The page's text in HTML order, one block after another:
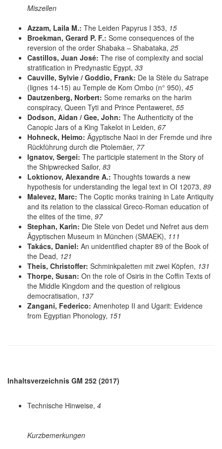
Miszellen
Azzam, Laila M.: The Leiden Papyrus I 353, 15
Broekman, Gerard P. F.: Some consequences of the
reversion of the order Shabaka – Shabataka, 25
Castillos, Juan José: The rise of complexity and social
stratification in Predynastic Egypt, 33
Cauville, Sylvie / Goddio, Frank: De la Stèle du Satrape
(lignes 14-15) au Temple de Kom Ombo (n° 950), 45
Dautzenberg, Norbert: Some remarks on the harim
conspiracy, Queen Tyti and Prince Pentaweret, 55
Dodson, Aidan / Gee, John: The Authenticity of the
Canopic Jars of a King Takelot in Leiden, 67
Hohneck, Heimo: Ägyptische Naoi in der Fremde und ihre
Rückführung durch die Ptolemäer, 77
Ignatov, Sergei: The participle statement in the Story of
the Shipwrecked Sailor, 83
Loktionov, Alexandre A.: Thoughts towards a new
hypothesis for understanding the legal text in OI 12073, 89
Malevez, Marc: The Coptic monks training in Late Antiquity
and its relation to the classical Greco-Roman education of
the elites of the time, 97
Stephan, Karin: Die Stele von Dedet und Nefret aus dem
Ägyptischen Museum in München (SMAEK), 111
Takács, Daniel: An unidentified chapter 89 of the Book of
the Dead, 121
Theis, Christoffer: Schminkpaletten mit zwei Köpfen, 131
Thorpe, Susan: On the role of Osiris in the Coffin Texts of
the Middle Kingdom and the question of religious
democratisation, 137
Zangani, Federico: Amenhotep II and Ugarit: Evidence
from Egyptian Phonology, 151
Inhaltsverzeichnis GM 252 (2017)
Technische Hinweise, 4
Kurzbemerkungen